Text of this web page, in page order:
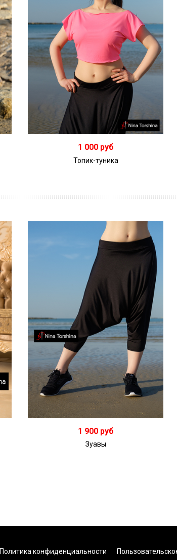
1 000 руб
Топик-туника
1 900 руб
Зуавы
Политика конфиденциальности